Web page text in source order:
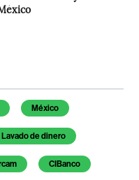
México
Lavado de dinero
CIBanco